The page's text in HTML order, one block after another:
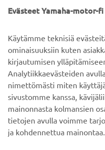
Säästyt ruuhkilta ostamalla
Tervetuloa messukaupoille!
YRITYS
B2B
Käytämme teknisiä
Analytiikkaevästeiden
nimettömästi miten
sivustomme kanssa,
mainonnasta kolmansien
tietojen avulla voimme
ja kohdennettua mainontaa.
Valitsemalla KYLLÄ